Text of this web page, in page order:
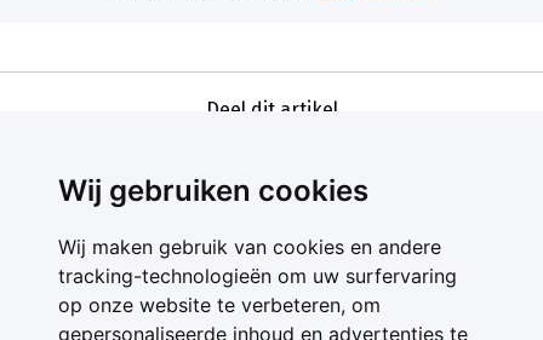
Wij gebruiken cookies
Wij maken gebruik van cookies en andere
tracking-technologieën om uw surfervaring
op onze website te verbeteren, om
gepersonaliseerde inhoud en advertenties te
Deel dit artikel